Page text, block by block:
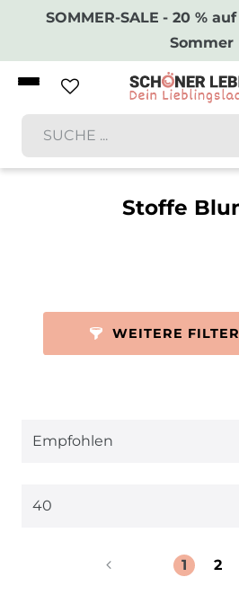
SOMMER-SALE - 20 %
Sommer
Stoffe
WEITERE
1 2